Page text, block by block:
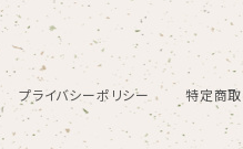
プライバシーポリシー 特定商